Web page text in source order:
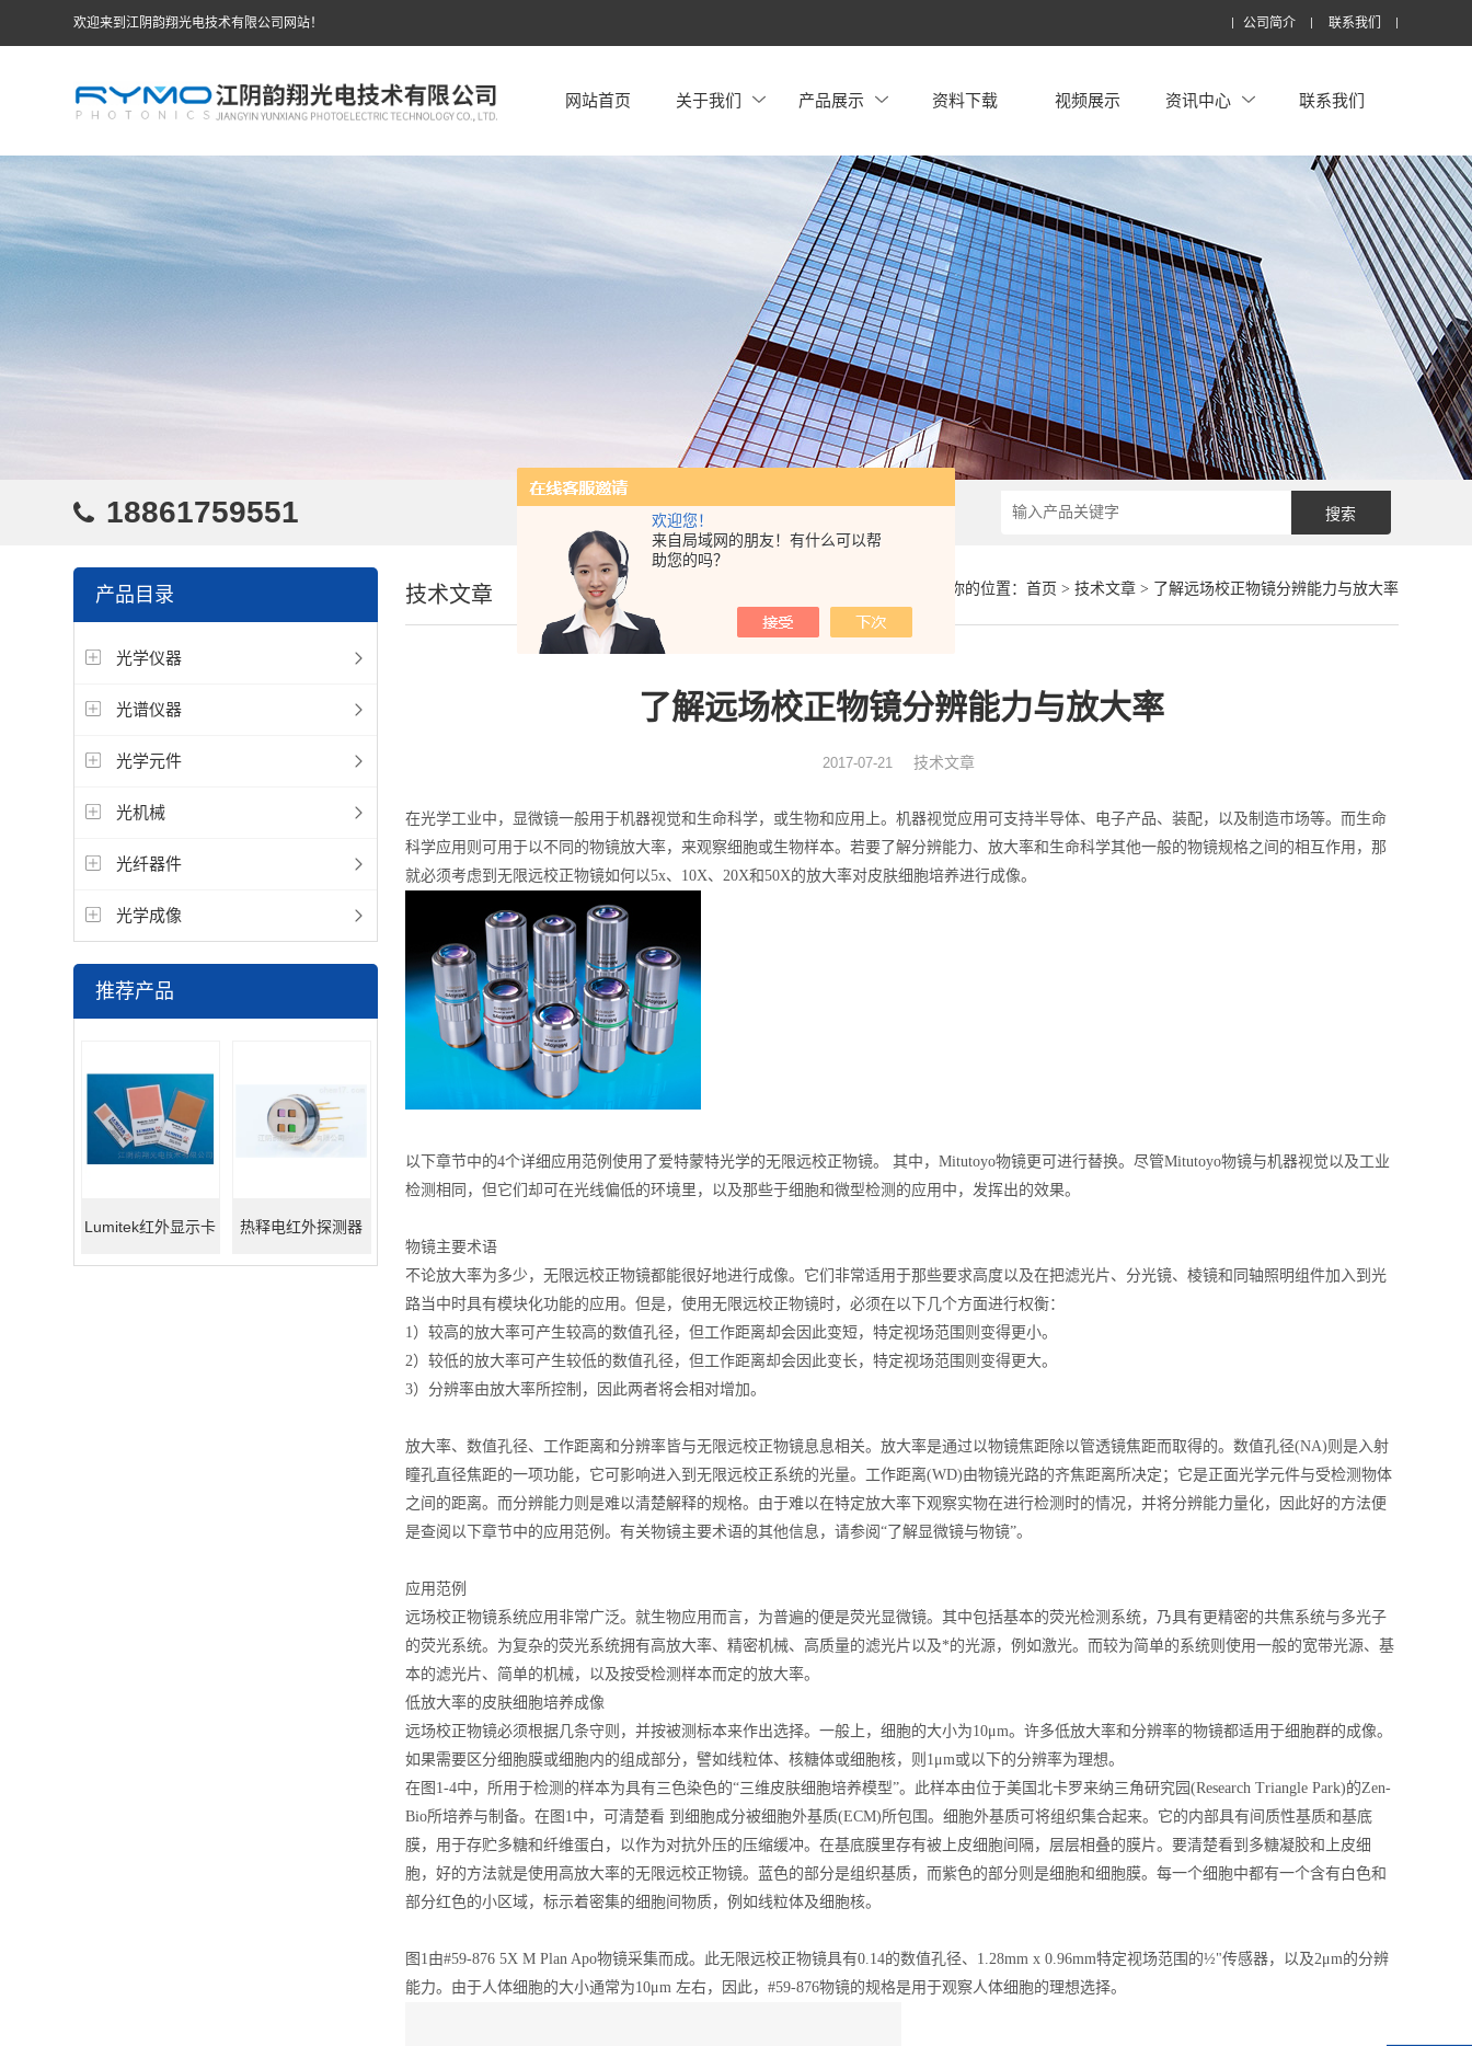
欢迎您！
来自局域网的朋友！有什么可以帮
助您的吗？
欢迎来到江阴韵翔光电技术有限公司网站！ 公司简介 联系我们
网站首页 关于我们 产品展示 资料下载 视频展示 资讯中心 联系我们
18861759551
产品目录
光学仪器
光谱仪器
光学元件
光机械
光纤器件
光学成像
推荐产品
Lumitek红外显示卡 热释电红外探测器
你的位置： 首页 > 技术文章> 了解远场校正物镜分辨能力与放大率
技术文章
了解远场校正物镜分辨能力与放大率
2017-07-21 技术文章
在光学工业中，显微镜一般用于机器视觉和生命科学，或生物和应用上。机器视觉应用可支持半导体、电子产品、装配，以及制造市场等。而生命
科学应用则可用于以不同的物镜放大率，来观察细胞或生物样本。若要了解分辨能力、放大率和生命科学其他一般的物镜规格之间的相互作用，那
就必须考虑到无限远校正物镜如何以5x、10X、20X和50X的放大率对皮肤细胞培养进行成像。
以下章节中的4个详细应用范例使用了爱特蒙特光学的无限远校正物镜。 其中，Mitutoyo物镜更可进行替换。尽管Mitutoyo物镜与机器视觉以及工业
检测相同，但它们却可在光线偏低的环境里，以及那些于细胞和微型检测的应用中，发挥出的效果。
物镜主要术语
不论放大率为多少，无限远校正物镜都能很好地进行成像。它们非常适用于那些要求高度以及在把滤光片、分光镜、棱镜和同轴照明组件加入到光
路当中时具有模块化功能的应用。但是，使用无限远校正物镜时，必须在以下几个方面进行权衡：
1）较高的放大率可产生较高的数值孔径，但工作距离却会因此变短，特定视场范围则变得更小。
2）较低的放大率可产生较低的数值孔径，但工作距离却会因此变长，特定视场范围则变得更大。
3）分辨率由放大率所控制，因此两者将会相对增加。
放大率、数值孔径、工作距离和分辨率皆与无限远校正物镜息息相关。放大率是通过以物镜焦距除以管透镜焦距而取得的。数值孔径(NA)则是入射
瞳孔直径焦距的一项功能，它可影响进入到无限远校正系统的光量。工作距离(WD)由物镜光路的齐焦距离所决定；它是正面光学元件与受检测物体
之间的距离。而分辨能力则是难以清楚解释的规格。由于难以在特定放大率下观察实物在进行检测时的情况，并将分辨能力量化，因此好的方法便
是查阅以下章节中的应用范例。有关物镜主要术语的其他信息，请参阅“了解显微镜与物镜”。
应用范例
远场校正物镜系统应用非常广泛。就生物应用而言，为普遍的便是荧光显微镜。其中包括基本的荧光检测系统，乃具有更精密的共焦系统与多光子
的荧光系统。为复杂的荧光系统拥有高放大率、精密机械、高质量的滤光片以及*的光源，例如激光。而较为简单的系统则使用一般的宽带光源、基
本的滤光片、简单的机械，以及按受检测样本而定的放大率。
低放大率的皮肤细胞培养成像
远场校正物镜必须根据几条守则，并按被测标本来作出选择。一般上，细胞的大小为10μm。许多低放大率和分辨率的物镜都适用于细胞群的成像。
如果需要区分细胞膜或细胞内的组成部分，譬如线粒体、核糖体或细胞核，则1μm或以下的分辨率为理想。
在图1-4中，所用于检测的样本为具有三色染色的“三维皮肤细胞培养模型”。此样本由位于美国北卡罗来纳三角研究园(Research Triangle Park)的Zen-
Bio所培养与制备。在图1中，可清楚看 到细胞成分被细胞外基质(ECM)所包围。细胞外基质可将组织集合起来。它的内部具有间质性基质和基底
膜，用于存贮多糖和纤维蛋白，以作为对抗外压的压缩缓冲。在基底膜里存有被上皮细胞间隔，层层相叠的膜片。要清楚看到多糖凝胶和上皮细
胞，好的方法就是使用高放大率的无限远校正物镜。蓝色的部分是组织基质，而紫色的部分则是细胞和细胞膜。每一个细胞中都有一个含有白色和
部分红色的小区域，标示着密集的细胞间物质，例如线粒体及细胞核。
图1由#59-876 5X M Plan Apo物镜采集而成。此无限远校正物镜具有0.14的数值孔径、1.28mm x 0.96mm特定视场范围的½"传感器，以及2μm的分辨
能力。由于人体细胞的大小通常为10μm 左右，因此，#59-876物镜的规格是用于观察人体细胞的理想选择。